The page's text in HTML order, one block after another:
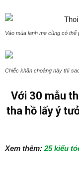
Vào mùa lạnh mẹ cũng có
Chiếc khăn choàng này thì
Với 30 mẫu
tha hồ lấy ý
Xem thêm: 25 kiểu